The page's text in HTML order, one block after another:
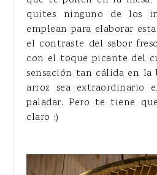
quites ninguno de los
emplean para elaborar
el contraste del sabor
con el toque picante del
sensación tan cálida en la
arroz sea extraordinario
paladar. Pero te tiene
claro ;)